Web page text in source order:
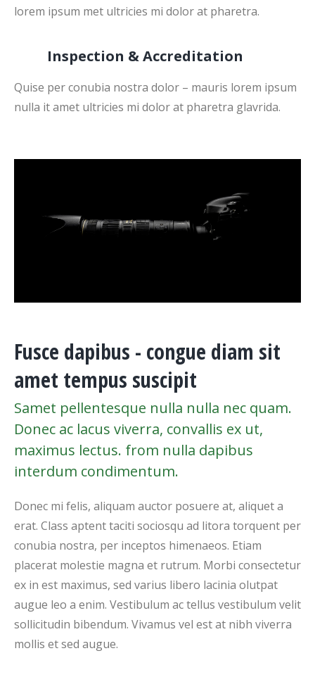
lorem ipsum met ultricies mi dolor at pharetra.
Inspection & Accreditation
Quise per conubia nostra dolor – mauris lorem ipsum
nulla it amet ultricies mi dolor at pharetra glavrida.
Fusce dapibus - congue diam sit
amet tempus suscipit
Samet pellentesque nulla nulla nec quam.
Donec ac lacus viverra, convallis ex ut,
maximus lectus. from nulla dapibus
interdum condimentum.
Donec mi felis, aliquam auctor posuere at, aliquet a
erat. Class aptent taciti sociosqu ad litora torquent per
conubia nostra, per inceptos himenaeos. Etiam
placerat molestie magna et rutrum. Morbi consectetur
ex in est maximus, sed varius libero lacinia olutpat
augue leo a enim. Vestibulum ac tellus vestibulum velit
sollicitudin bibendum. Vivamus vel est at nibh viverra
mollis et sed augue.